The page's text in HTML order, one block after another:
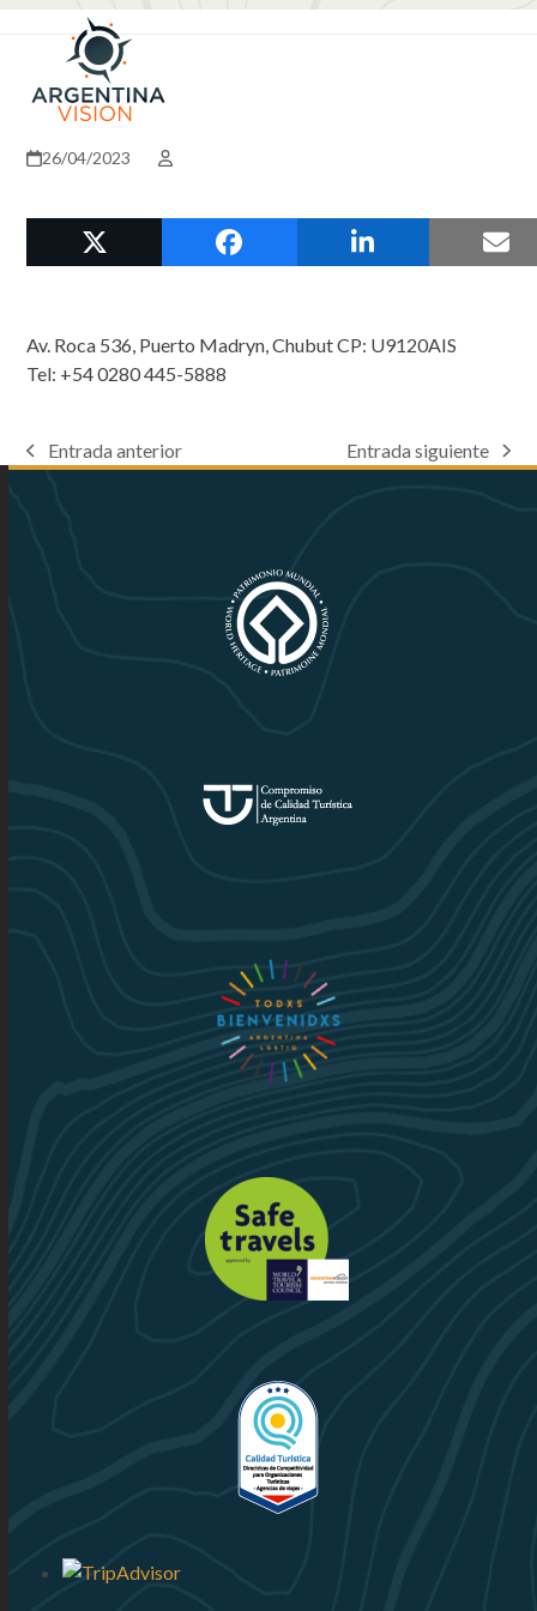
Open
mobile
menu
Close
mobile
menu
26/04/2023
Av. Roca 536, Puerto Madryn, Chubut CP: U9120AIS
Tel: +54 0280 445-5888
previous
Entrada anterior
next
Entrada siguiente